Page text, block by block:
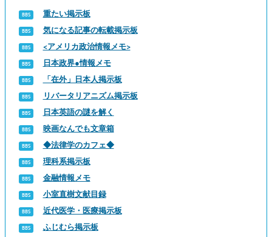
重たい掲示板
気になる記事の転載掲示板
<アメリカ政治情報メモ>
日本政界●情報メモ
「在外」日本人掲示板
リバータリアニズム掲示板
日本英語の謎を解く
映画なんでも文章箱
◆法律学のカフェ◆
理科系掲示板
金融情報メモ
小室直樹文献目録
近代医学・医療掲示板
ふじむら掲示板